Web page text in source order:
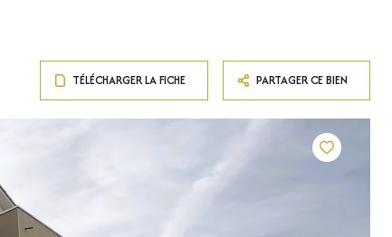
TÉLÉCHARGER LA FICHE PARTAGER CE BIEN